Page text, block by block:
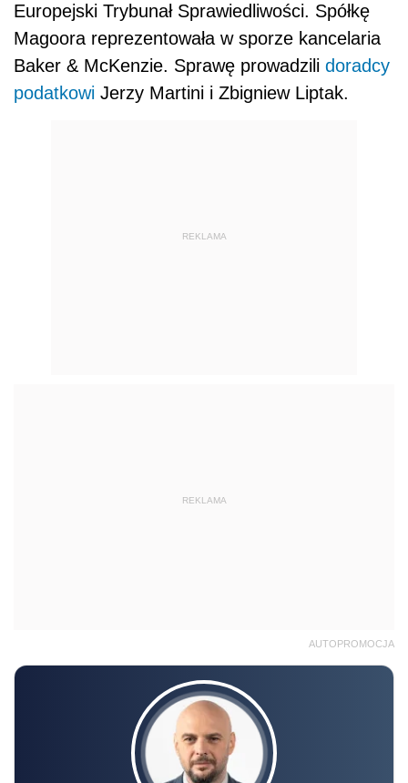
Europejski Trybunał Sprawiedliwości. Spółkę
Magoora reprezentowała w sporze kancelaria
Baker & McKenzie. Sprawę prowadzili doradcy
podatkowi Jerzy Martini i Zbigniew Liptak.
REKLAMA
REKLAMA
AUTOPROMOCJA